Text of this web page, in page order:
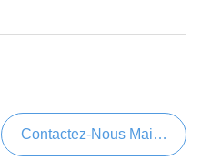
Contactez-Nous Maintenant